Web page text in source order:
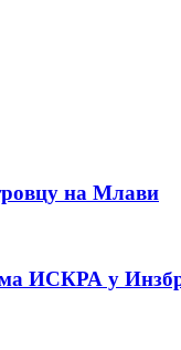
на Млави
ИСКРА у